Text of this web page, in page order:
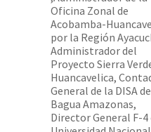
Oficina Zonal de
Acobamba-
por la Región
Administrador del
Proyecto Sierra
Huancavelica,
General de la DISA de
Bagua Amazonas,
Director General F-4